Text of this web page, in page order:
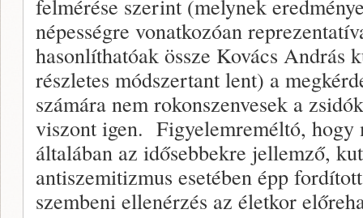
felmérése szerint (melynek
népességre vonatkozóan
hasonlíthatóak össze Kovács András
részletes módszertant lent) a
számára nem rokonszenvesek a
viszont igen. Figyelemreméltó, hogy
általában az idősebbekre jellemző,
antiszemitizmus esetében épp
szembeni ellenérzés az életkor